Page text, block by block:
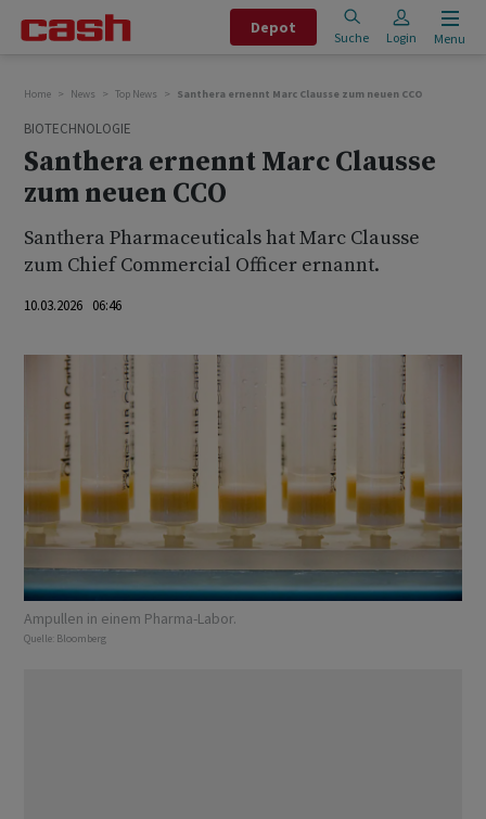
Depot
Suche Login Menu
Home News Top News Santhera ernennt Marc Clausse zum neuen CCO
BIOTECHNOLOGIE
Santhera ernennt Marc Clausse
zum neuen CCO
Santhera Pharmaceuticals hat Marc Clausse
zum Chief Commercial Officer ernannt.
10.03.2026 06:46
Ampullen in einem Pharma-Labor.
Quelle: Bloomberg